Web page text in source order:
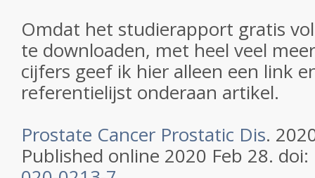
Omdat het studierapport gratis
te downloaden, met heel veel
cijfers geef ik hier alleen een link
referentielijst onderaan artikel.
Prostate Cancer Prostatic Dis.
Published online 2020 Feb 28. doi: